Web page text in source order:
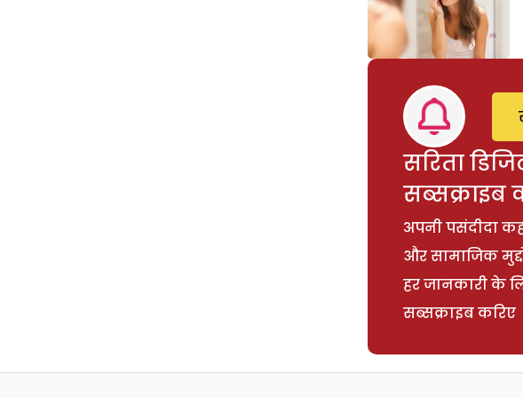
सरिता
सब्सक्राइब
अपनी पसंदीदा
और सामाजिक
हर जानकारी के
सब्सक्राइब करिए